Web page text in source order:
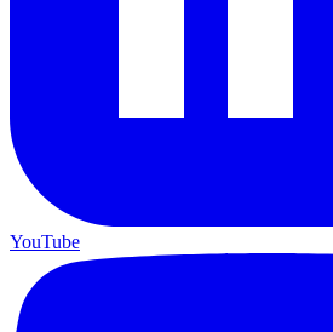
YouTube